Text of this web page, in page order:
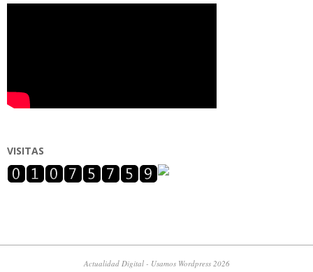
VISITAS
Actualidad Digital - Usamos Wordpress 2026